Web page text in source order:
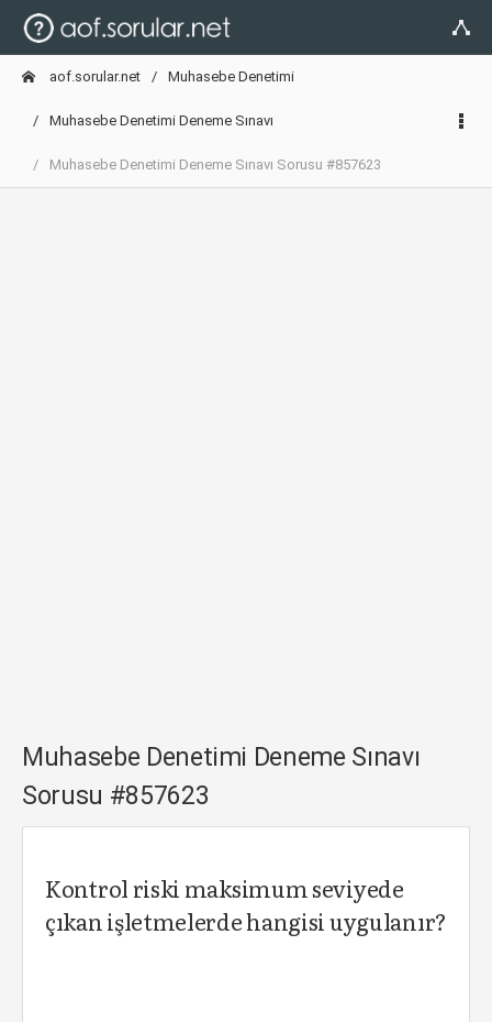
aof.sorular.net Muhasebe Denetimi
Muhasebe Denetimi Deneme Sınavı
Muhasebe Denetimi Deneme Sınavı Sorusu #857623
Muhasebe Denetimi Deneme Sınavı
Sorusu #857623
Kontrol riski maksimum seviyede
çıkan işletmelerde hangisi uygulanır?